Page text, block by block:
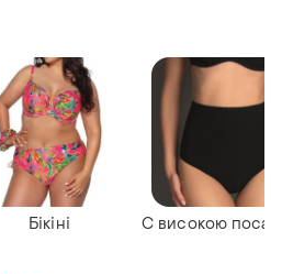
Бікіні С високою